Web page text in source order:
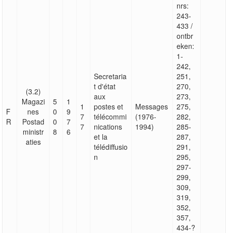
F
R
(3.2)
Magazi
nes
Postad
ministr
aties
5
0
0
8
1
9
7
6
1
7
7
Secretaria
t d'état
aux
postes et
télécommi
nications
et la
télédiffusio
n
Messages
(1976-
1994)
nrs:
243-
433 /
ontbr
eken:
1-
242,
251,
270,
273,
275,
282,
285-
287,
291,
295,
297-
299,
309,
319,
352,
357,
434-?